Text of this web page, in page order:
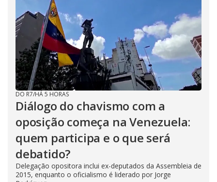
DO R7/HÁ 5 HORAS
Diálogo do chavismo com a
oposição começa na Venezuela:
quem participa e o que será
debatido?
Delegação opositora inclui ex-deputados da Assembleia de
2015, enquanto o oficialismo é liderado por Jorge